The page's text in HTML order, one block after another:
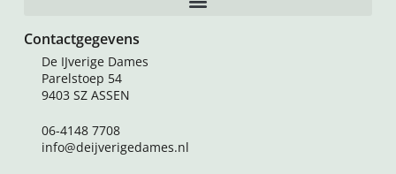
Contactgegevens
De IJverige Dames
Parelstoep 54
9403 SZ ASSEN
06-4148 7708
info@deijverigedames.nl